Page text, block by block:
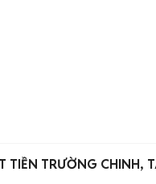
TIỀN TRƯỜNG CHINH,